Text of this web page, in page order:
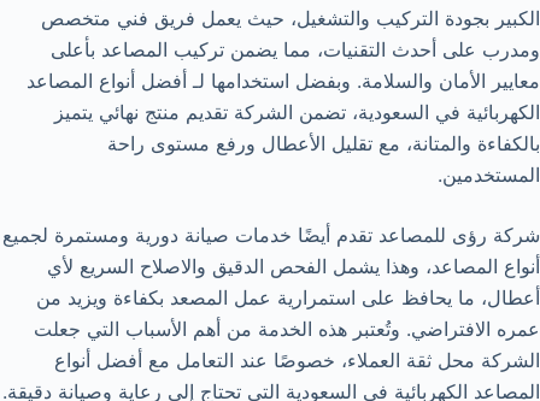
الكبير بجودة التركيب والتشغيل، حيث يعمل فريق فني متخصص
ومدرب على أحدث التقنيات، مما يضمن تركيب المصاعد بأعلى
معايير الأمان والسلامة. وبفضل استخدامها لـ أفضل أنواع المصاعد
الكهربائية في السعودية، تضمن الشركة تقديم منتج نهائي يتميز
بالكفاءة والمتانة، مع تقليل الأعطال ورفع مستوى راحة
المستخدمين.
شركة رؤى للمصاعد تقدم أيضًا خدمات صيانة دورية ومستمرة لجميع
أنواع المصاعد، وهذا يشمل الفحص الدقيق والاصلاح السريع لأي
أعطال، ما يحافظ على استمرارية عمل المصعد بكفاءة ويزيد من
عمره الافتراضي. وتُعتبر هذه الخدمة من أهم الأسباب التي جعلت
الشركة محل ثقة العملاء، خصوصًا عند التعامل مع أفضل أنواع
المصاعد الكهربائية في السعودية التي تحتاج إلى رعاية وصيانة دقيقة.